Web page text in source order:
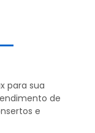
para sua
de
e